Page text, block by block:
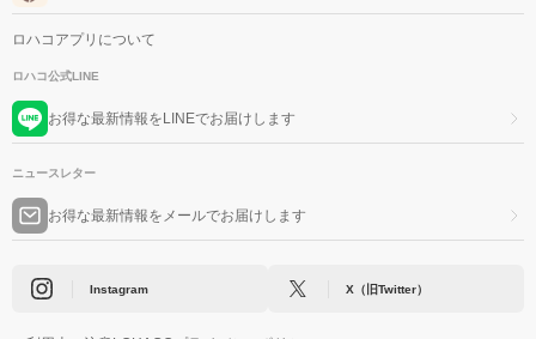
ロハコアプリについて
ロハコ公式LINE
お得な最新情報をLINEでお届けします
ニュースレター
お得な最新情報をメールでお届けします
Instagram X（旧Twitter）